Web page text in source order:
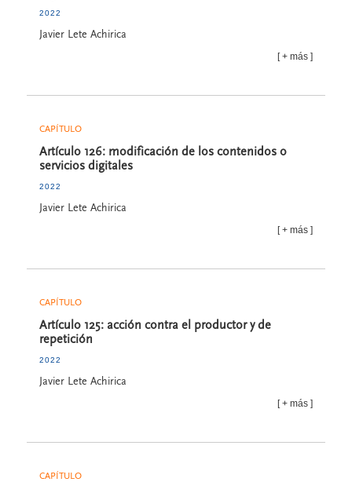
2022
Javier Lete Achirica
más
CAPÍTULO
Artículo 126: modificación de los contenidos o
servicios digitales
2022
Javier Lete Achirica
más
CAPÍTULO
Artículo 125: acción contra el productor y de
repetición
2022
Javier Lete Achirica
más
CAPÍTULO